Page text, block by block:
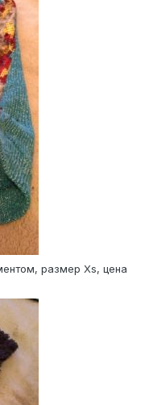
размер Xs, цена